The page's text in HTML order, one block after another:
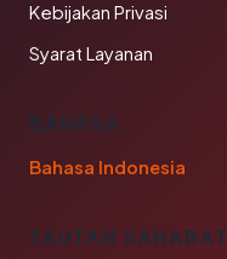
Kebijakan Privasi
Syarat Layanan
BAHASA
Bahasa Indonesia
TAUTAN SAHABAT